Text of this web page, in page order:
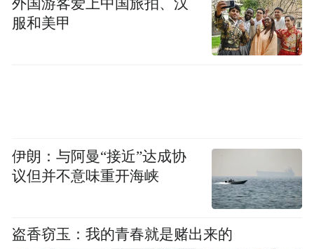
外国游客爱上中国旅拍、汉
服和美甲
伊朗：与阿曼“接近”达成协
议但并不意味重开海峡
盗香窃玉：我的青春就是赌出来的